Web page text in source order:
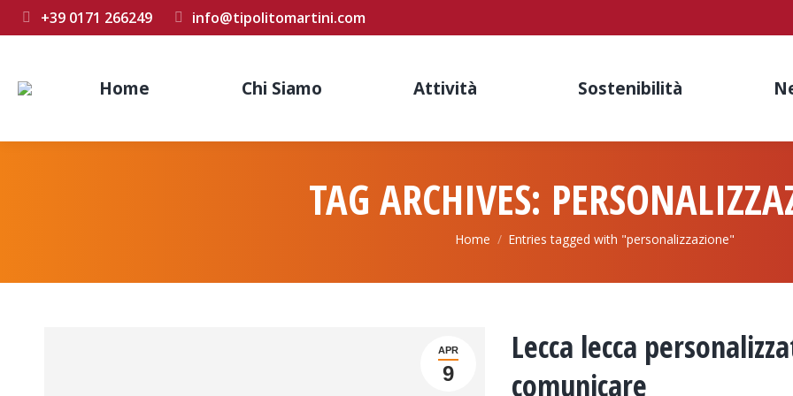
+39 0171 266249 info@tipolitomartini.com
Home Chi Siamo Attività Sostenibilità
TAG ARCHIVES:
You are here:
Home Entries tagged with "personalizzazione"
APR
9
Lecca lecca
comunicare